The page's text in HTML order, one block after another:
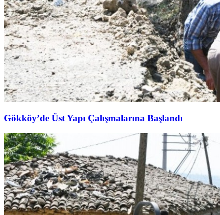
Gökköy’de Üst Yapı Çalışmalarına Başlandı